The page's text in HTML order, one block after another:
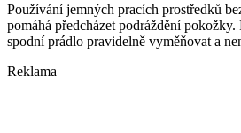
Používání jemných pracích prostředků
pomáhá předcházet podráždění
spodní prádlo pravidelně vyměňovat a
Reklama